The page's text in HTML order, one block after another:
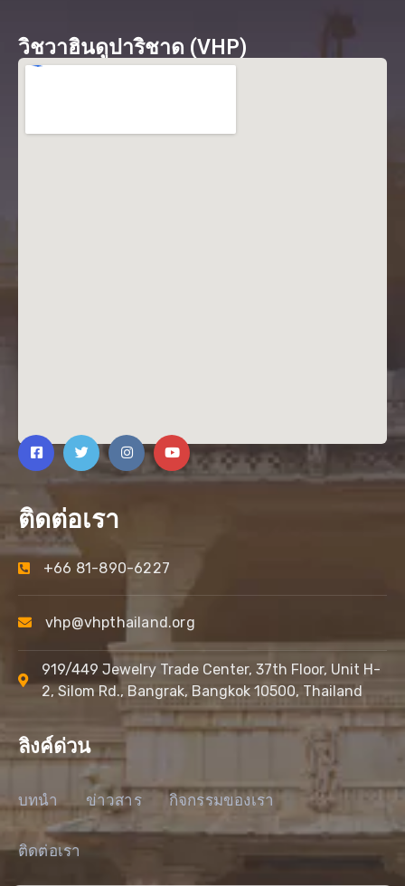
วิชวาฮินดูปาริชาด (VHP)
ติดต่อเรา
+66 81-890-6227
vhp@vhpthailand.org
919/449 Jewelry Trade Center, 37th Floor, Unit H-
2, Silom Rd., Bangrak, Bangkok 10500, Thailand
ลิงค์ด่วน
บทนำ ข่าวสาร กิจกรรมของเรา
ติดต่อเรา